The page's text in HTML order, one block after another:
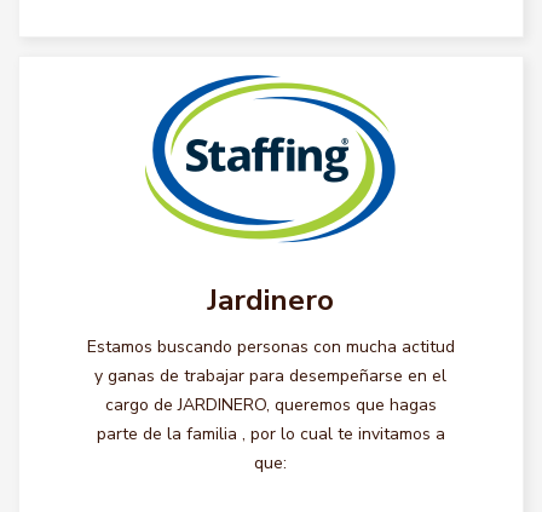
Jardinero
Estamos buscando personas con mucha actitud
y ganas de trabajar para desempeñarse en el
cargo de JARDINERO, queremos que hagas
parte de la familia , por lo cual te invitamos a
que: